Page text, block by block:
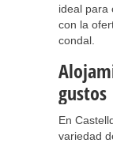
ideal para
con la
condal.
gustos
En
variedad